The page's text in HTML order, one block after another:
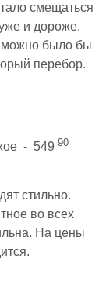
смещаться
и дороже.
можно было бы
перебор.
- 549 90
стильно.
во всех
На цены